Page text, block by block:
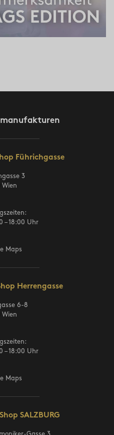
Führichgasse
3
Wien
– 18:00 Uhr
Maps
Herrengasse
6-8
Wien
– 18:00 Uhr
Maps
SALZBURG